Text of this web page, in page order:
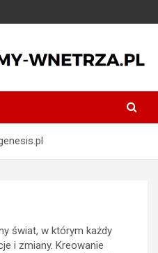
świat, w którym każdy
i zmiany. Kreowanie